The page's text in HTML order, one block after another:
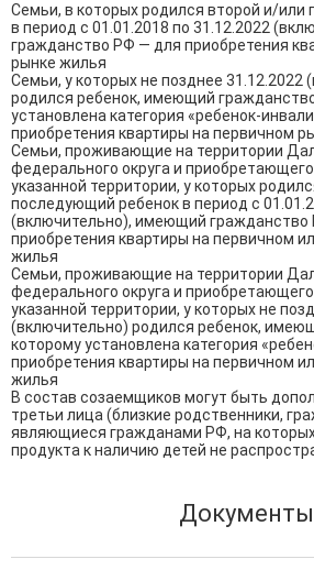
Семьи, в которых родился второй и/
в период с 01.01.2018 по 31.12.2022
гражданство РФ — для приобретения
рынке жилья
Семьи, у которых не позднее 31.12.2022
родился ребенок, имеющий
установлена категория «ребенок-
приобретения квартиры на первичном
Семьи, проживающие на территории
федерального округа и приобретающего
указанной территории, у которых
последующий ребенок в период с
(включительно), имеющий
приобретения квартиры на первичном
жилья
Семьи, проживающие на территории
федерального округа и приобретающего
указанной территории, у которых не
(включительно) родился ребенок,
которому установлена категория
приобретения квартиры на первичном
жилья
В состав созаемщиков могут быть
третьи лица (близкие родственники,
являющиеся гражданами РФ, на
продукта к наличию детей не
Документы